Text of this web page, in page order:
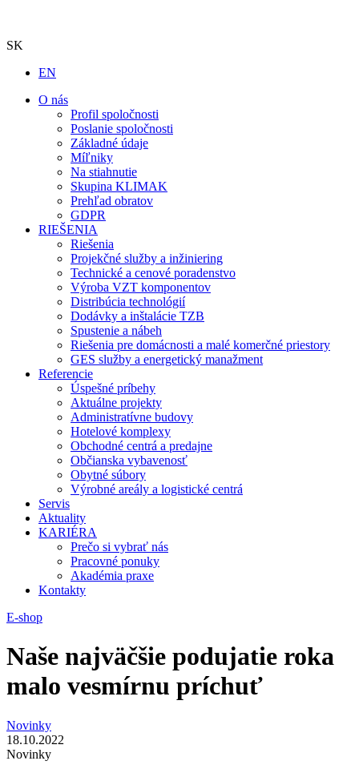
SK
EN
O nás
Profil spoločnosti
Poslanie spoločnosti
Základné údaje
Míľniky
Na stiahnutie
Skupina KLIMAK
Prehľad obratov
GDPR
RIEŠENIA
Riešenia
Projekčné služby a inžiniering
Technické a cenové poradenstvo
Výroba VZT komponentov
Distribúcia technológií
Dodávky a inštalácie TZB
Spustenie a nábeh
Riešenia pre domácnosti a malé komerčné priestory
GES služby a energetický manažment
Referencie
Úspešné príbehy
Aktuálne projekty
Administratívne budovy
Hotelové komplexy
Obchodné centrá a predajne
Občianska vybavenosť
Obytné súbory
Výrobné areály a logistické centrá
Servis
Aktuality
KARIÉRA
Prečo si vybrať nás
Pracovné ponuky
Akadémia praxe
Kontakty
E-shop
Naše najväčšie podujatie roka
malo vesmírnu príchuť
Novinky
18.10.2022
Novinky